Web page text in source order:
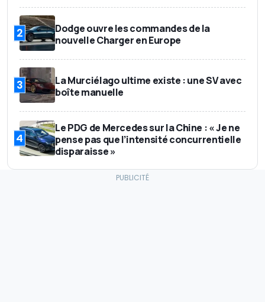
2
Dodge ouvre les commandes de la
nouvelle Charger en Europe
3
La Murciélago ultime existe : une SV avec
boîte manuelle
4
Le PDG de Mercedes sur la Chine : « Je ne
pense pas que l’intensité concurrentielle
disparaisse »